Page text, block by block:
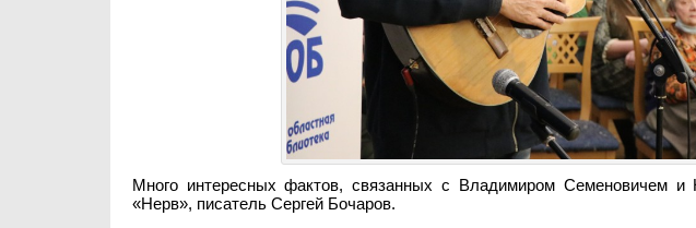
Много интересных фактов, связанных с Владимиром Семеновичем и
«Нерв», писатель Сергей Бочаров.